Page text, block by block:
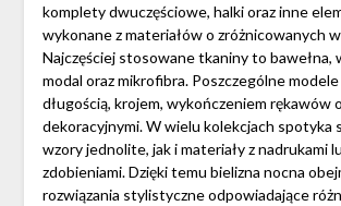
komplety dwuczęściowe, halki oraz inne
wykonane z materiałów o zróżnicowanych
Najczęściej stosowane tkaniny to bawełna,
modal oraz mikrofibra. Poszczególne modele
długością, krojem, wykończeniem rękawów
dekoracyjnymi. W wielu kolekcjach spotyka
wzory jednolite, jak i materiały z nadrukami
zdobieniami. Dzięki temu bielizna nocna
rozwiązania stylistyczne odpowiadające